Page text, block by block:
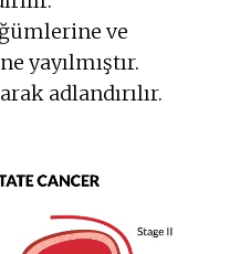
ve
yayılmıştır.
adlandırılır.